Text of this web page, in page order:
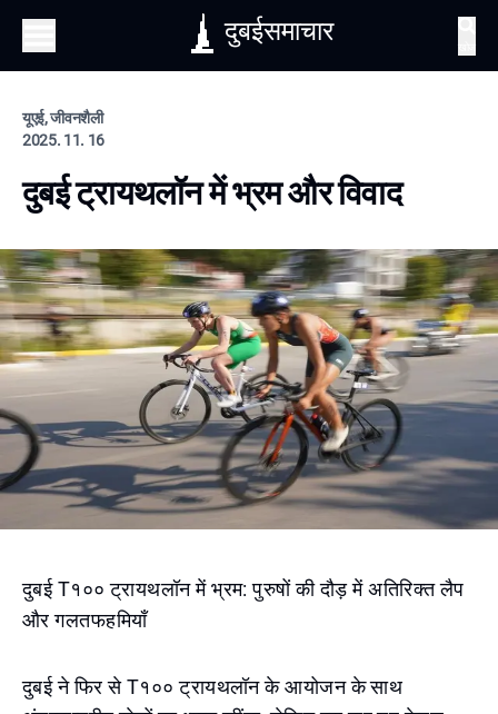
दुबईसमाचार
यूएई, जीवनशैली
2025. 11. 16
दुबई ट्रायथलॉन में भ्रम और विवाद
दुबई T१०० ट्रायथलॉन में भ्रम: पुरुषों की दौड़ में अतिरिक्त लैप
और गलतफहमियाँ
दुबई ने फिर से T१०० ट्रायथलॉन के आयोजन के साथ